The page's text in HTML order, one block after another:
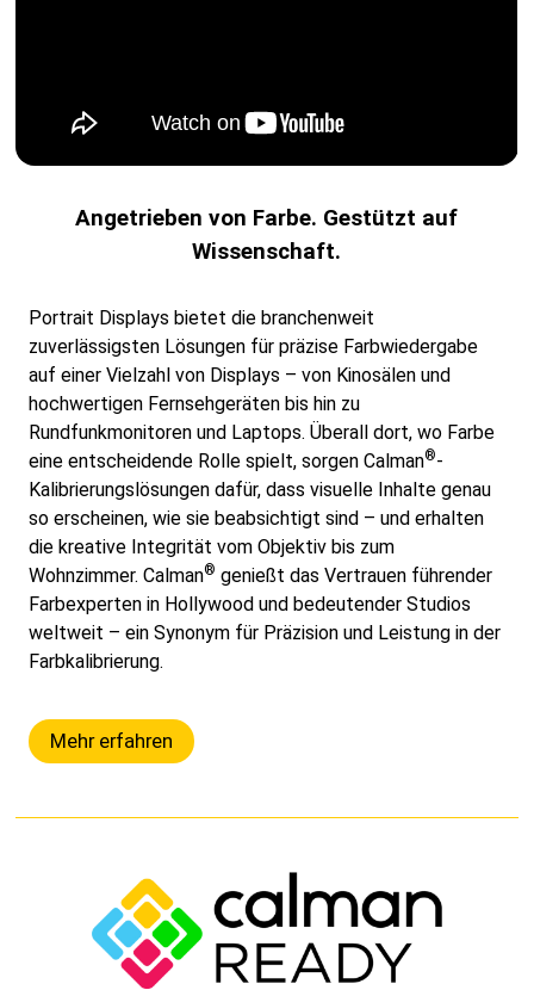
Angetrieben von Farbe. Gestützt auf
Wissenschaft.
Portrait Displays bietet die branchenweit
zuverlässigsten Lösungen für präzise Farbwiedergabe
auf einer Vielzahl von Displays – von Kinosälen und
hochwertigen Fernsehgeräten bis hin zu
Rundfunkmonitoren und Laptops. Überall dort, wo Farbe
eine entscheidende Rolle spielt, sorgen Calman®-
Kalibrierungslösungen dafür, dass visuelle Inhalte genau
so erscheinen, wie sie beabsichtigt sind – und erhalten
die kreative Integrität vom Objektiv bis zum
Wohnzimmer. Calman® genießt das Vertrauen führender
Farbexperten in Hollywood und bedeutender Studios
weltweit – ein Synonym für Präzision und Leistung in der
Farbkalibrierung.
Mehr erfahren